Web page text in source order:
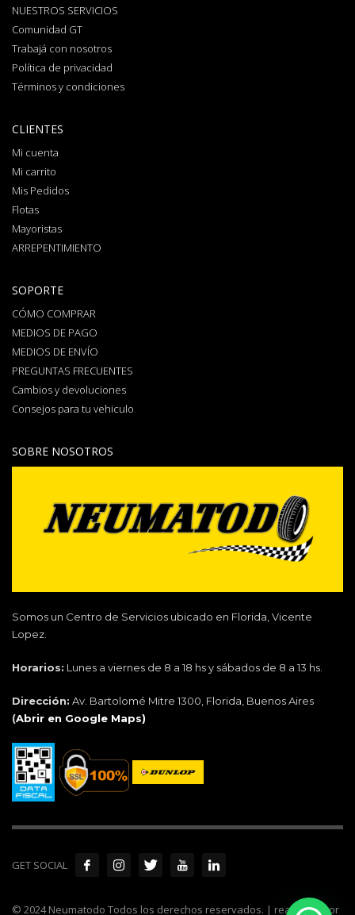
NUESTROS SERVICIOS
Comunidad GT
Trabajá con nosotros
Política de privacidad
Términos y condiciones
CLIENTES
Mi cuenta
Mi carrito
Mis Pedidos
Flotas
Mayoristas
ARREPENTIMIENTO
SOPORTE
CÓMO COMPRAR
MEDIOS DE PAGO
MEDIOS DE ENVÍO
PREGUNTAS FRECUENTES
Cambios y devoluciones
Consejos para tu vehiculo
SOBRE NOSOTROS
Somos un Centro de Servicios ubicado en Florida, Vicente
Lopez.
Horarios: Lunes a viernes de 8 a 18 hs y sábados de 8 a 13 hs.
Dirección: Av. Bartolomé Mitre 1300, Florida, Buenos Aires
(Abrir en Google Maps)
GET SOCIAL
© 2024 Neumatodo Todos los derechos reservados. | realizado por